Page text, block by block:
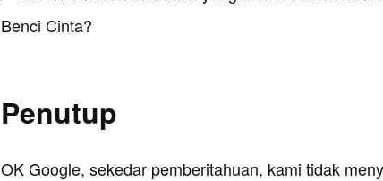
Benci Cinta?
Penutup
OK Google, sekedar pemberitahuan, kami tidak